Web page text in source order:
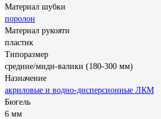
Материал шубки
поролон
Материал рукояти
пластик
Типоразмер
средние/миди-валики (180-300 мм)
Назначение
акриловые и водно-дисперсионные ЛКМ
Бюгель
6 мм